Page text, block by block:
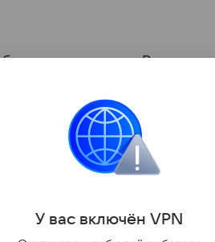
жилья в России
покупателей — это
от жилья
жизни детей.
захотели жить в жилье
около 55% рассчитывают
У вас включён VPN